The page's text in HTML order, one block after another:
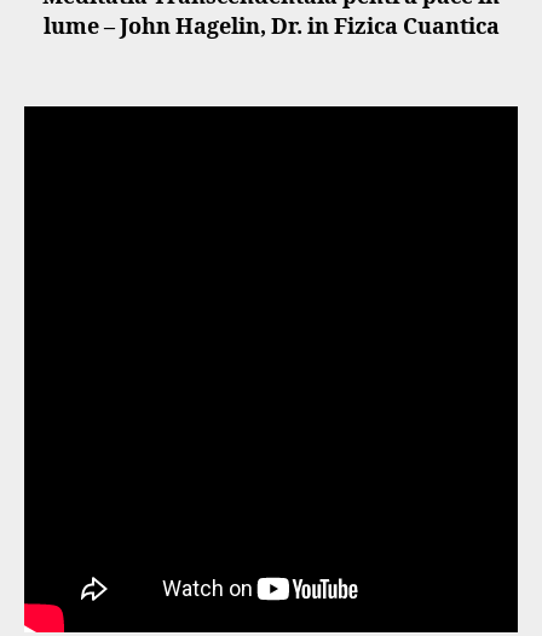
lume – John Hagelin, Dr. in Fizica Cuantica